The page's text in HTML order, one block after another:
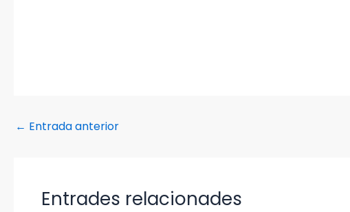
← Entrada anterior
Entrades relacionades